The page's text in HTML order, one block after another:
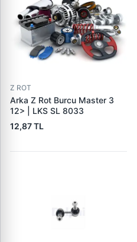
Z ROT
Arka Z Rot Burcu Master 3
12> | LKS SL 8033
12,87 TL